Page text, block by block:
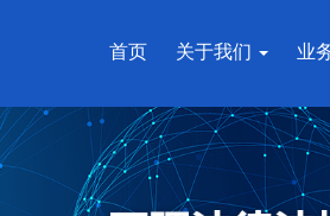
首页 关于我们 业